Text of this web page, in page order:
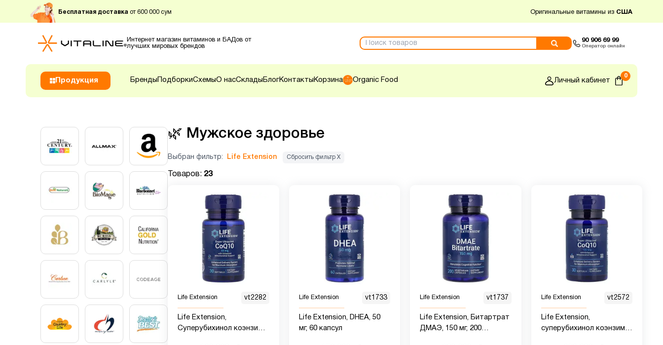
Бесплатная доставка от 600 000 сум Оригинальные витамины из США
Интернет магазин витаминов и БАДов от
лучших мировых брендов
90 906 69 99
Оператор онлайн
Продукция Бренды ПодборкиСхемыО насСклады БлогКонтакты Корзина Organic Food Личный кабинет
0
🌿 Мужское здоровье
Выбран фильтр: Life Extension Сбросить фильтр Х
Товаров: 23
Life Extension vt2282
Life Extension,
Суперубихинол коэнзим
Life Extension vt1733
Life Extension, DHEA, 50
мг, 60 капсул
Life Extension vt1737
Life Extension, Битартрат
ДМАЭ, 150 мг, 200
Life Extension vt2572
Life Extension,
суперубихинол коэнзим